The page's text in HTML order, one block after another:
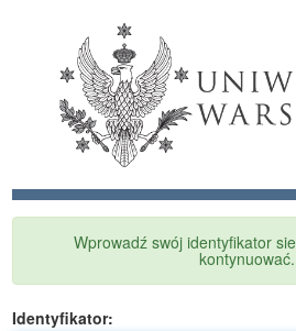
Wprowadź swój identyfikator
kontynuować.
Identyfikator: